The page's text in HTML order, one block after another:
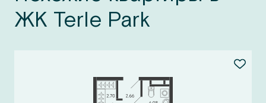
ЖК Terle Park